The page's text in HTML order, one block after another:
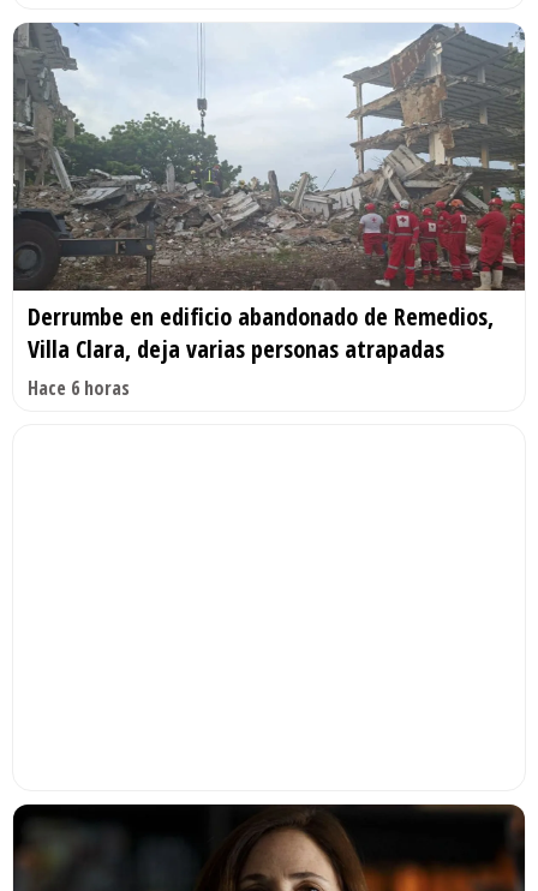
Derrumbe en edificio abandonado de Remedios,
Villa Clara, deja varias personas atrapadas
Hace 6 horas